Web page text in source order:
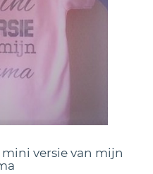
versie van mijn